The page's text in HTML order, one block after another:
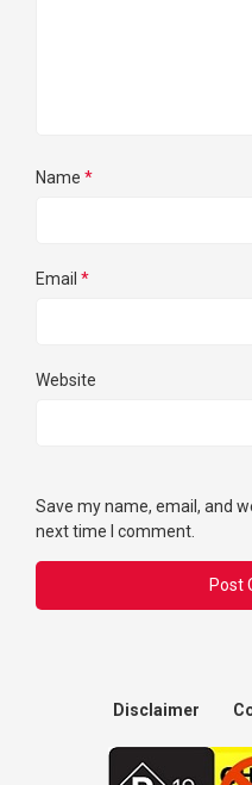
Name *
Email *
Website
Save my name, email, and
next time I comment.
Disclaimer